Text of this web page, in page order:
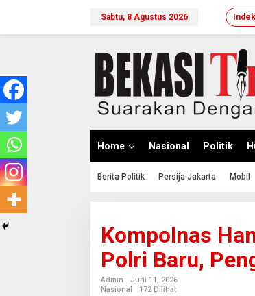
Sabtu, 8 Agustus 2026
Home Nasional Politik
Berita Politik Persija Jakarta Mobil
Kompolnas
Polri Baru,
Admin
Juni 11, 2026
Nasional
172 Dilihat